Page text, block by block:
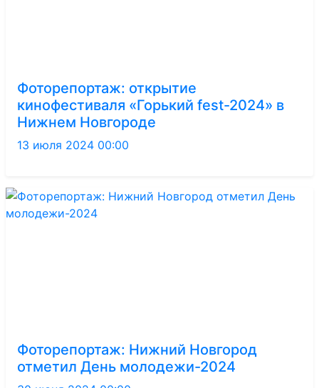
Фоторепортаж: открытие
кинофестиваля «Горький fest-2024» в
Нижнем Новгороде
13 июля 2024 00:00
Фоторепортаж: Нижний Новгород
отметил День молодежи-2024